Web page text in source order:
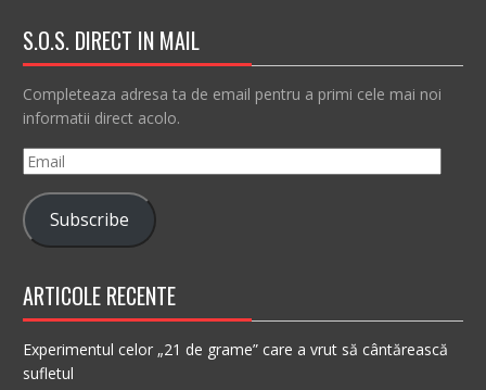
S.O.S. DIRECT IN MAIL
Completeaza adresa ta de email pentru a primi cele mai noi
informatii direct acolo.
Email
Subscribe
ARTICOLE RECENTE
Experimentul celor „21 de grame” care a vrut să cântărească
sufletul